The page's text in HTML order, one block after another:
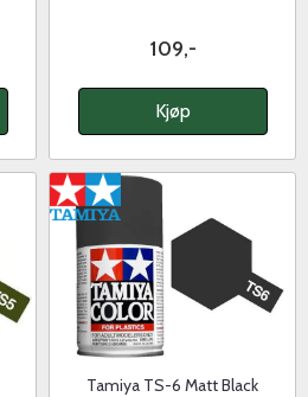
109,-
Kjøp
Tamiya TS-6 Matt Black